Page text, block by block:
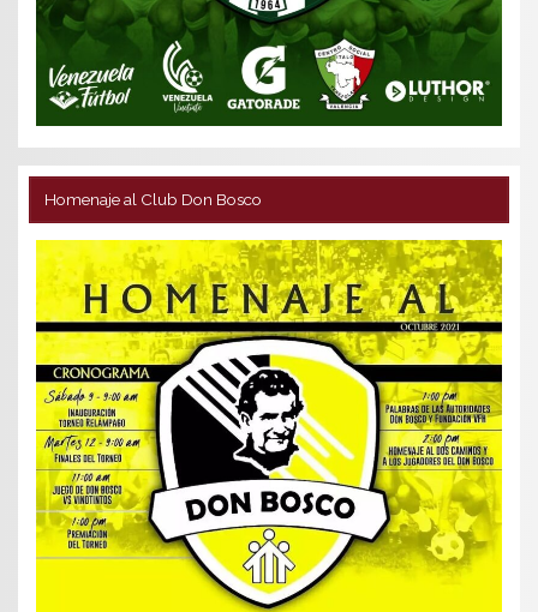
Homenaje al Club Don Bosco